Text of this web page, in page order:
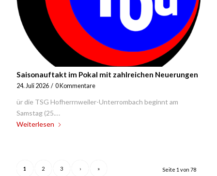
Saisonauftakt im Pokal mit zahlreichen Neuerungen
24. Juli 2026 / 0 Kommentare
ür die TSG Hofherrnweiler-Unterrombach beginnt am
Samstag (25.…
Weiterlesen
Seite 1 von 78
1 2 3 › »